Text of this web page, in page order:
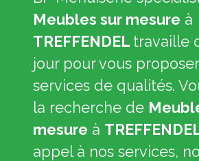
Meubles sur mesure à
TREFFENDEL travaille
jour pour vous
services de qualités.
la recherche de
mesure à
appel à nos services,